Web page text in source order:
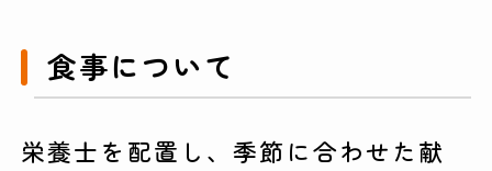
食事について
栄養士を配置し、季節に合わせた献